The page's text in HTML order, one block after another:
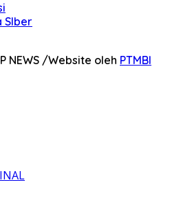
SIber
NEWS /Website oleh PTMBI